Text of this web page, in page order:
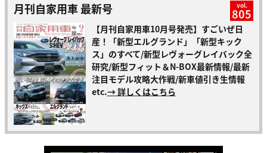
月刊自家用車 最新号 vol.
805
【月刊自家用車10月号発売】すごいぜ日
産！「新型エルグランド」「新型キック
ス」のすべて/新型レヴォーグレイバック全
研究/新型フィット＆N-BOX最新情報/最新
注目モデル攻略大作戦/新車値引き生情報
etc.→ 詳しくはこちら